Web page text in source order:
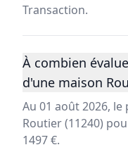
Transaction.
À combien
d'une maison
Au 01 août 2026, le
Routier (11240)
1497 €.